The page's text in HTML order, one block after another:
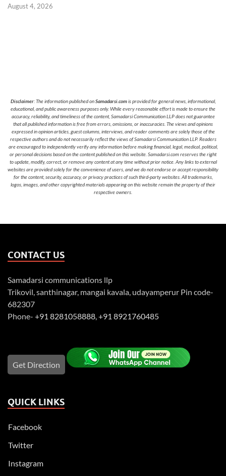
August 4, 2026
Disclaimer: The information published onSamadarsi.comis provided for general news, informational,
educational, and public awareness purposes only. While every reasonable effort is made to ensure the
accuracy, reliability, and timeliness of the content, Samadarsi Communication LLP does not guarantee
that all published information is free from errors, omissions, or inaccuracies. The views and opinions
expressed in opinion articles, guest columns, interviews, and reader comments are solely those of the
respective authors and do not necessarily reflect the views of Samadarsi Communication LLP. Readers
are encouraged to independently verify any information before making financial, legal, medical, political,
or personal decisions based on the content published on this website. Samadarsi.com reserves the right
to update, modify, correct, or remove any content at any time without prior notice. Any links to external
websites are provided solely for the convenience of users, and we do not endorse or accept responsibility
for the content, security, accuracy, or privacy practices of such third-party websites. All trademarks,
logos, images, and other copyrighted materials appearing on this website remain the property of their
respective owners.
CONTACT US
Samadarsi communications llp
Trikovil, santhinagar, mangai kavala, udayamperur Pin code-
682307
Phone- +91 8281058888 +91 8921760485
Get Direction
QUICK LINKS
Facebook
Twitter
Instagram